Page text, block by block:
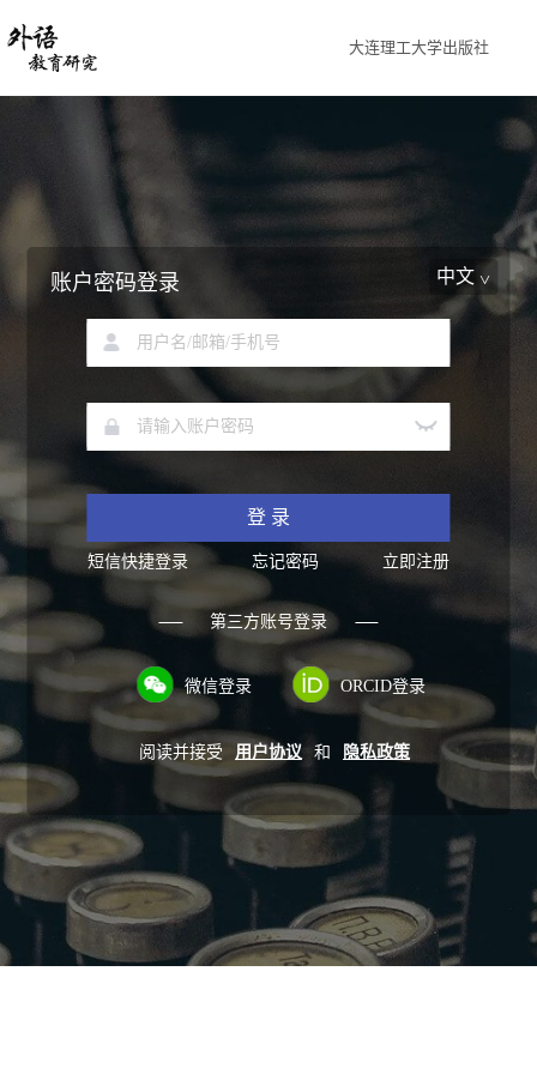
大连理工大学出版社
中文
账户密码登录
登 录
短信快捷登录 忘记密码 立即注册
第三方账号登录
微信登录 ORCID登录
阅读并接受 用户协议 和 隐私政策